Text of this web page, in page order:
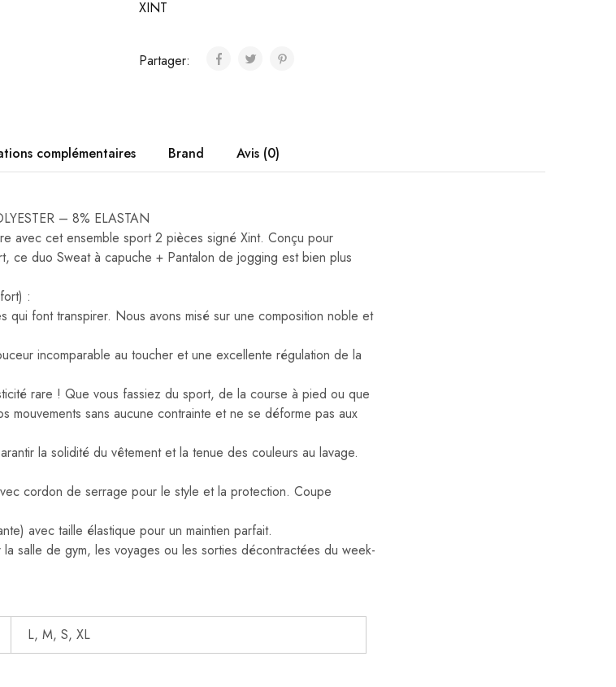
XINT
Partager:
complémentaires Brand Avis (0)
– 8% ELASTAN
avec cet ensemble sport 2 pièces signé Xint. Conçu pour
ce duo Sweat à capuche + Pantalon de jogging est bien plus
:
qui font transpirer. Nous avons misé sur une composition noble et
incomparable au toucher et une excellente régulation de la
rare ! Que vous fassiez du sport, de la course à pied ou que
mouvements sans aucune contrainte et ne se déforme pas aux
la solidité du vêtement et la tenue des couleurs au lavage.
cordon de serrage pour le style et la protection. Coupe
avec taille élastique pour un maintien parfait.
salle de gym, les voyages ou les sorties décontractées du week-
L, M, S, XL